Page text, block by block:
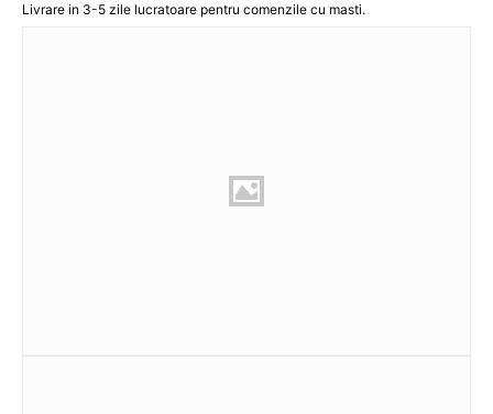
Livrare in 3-5 zile lucratoare pentru comenzile cu masti.